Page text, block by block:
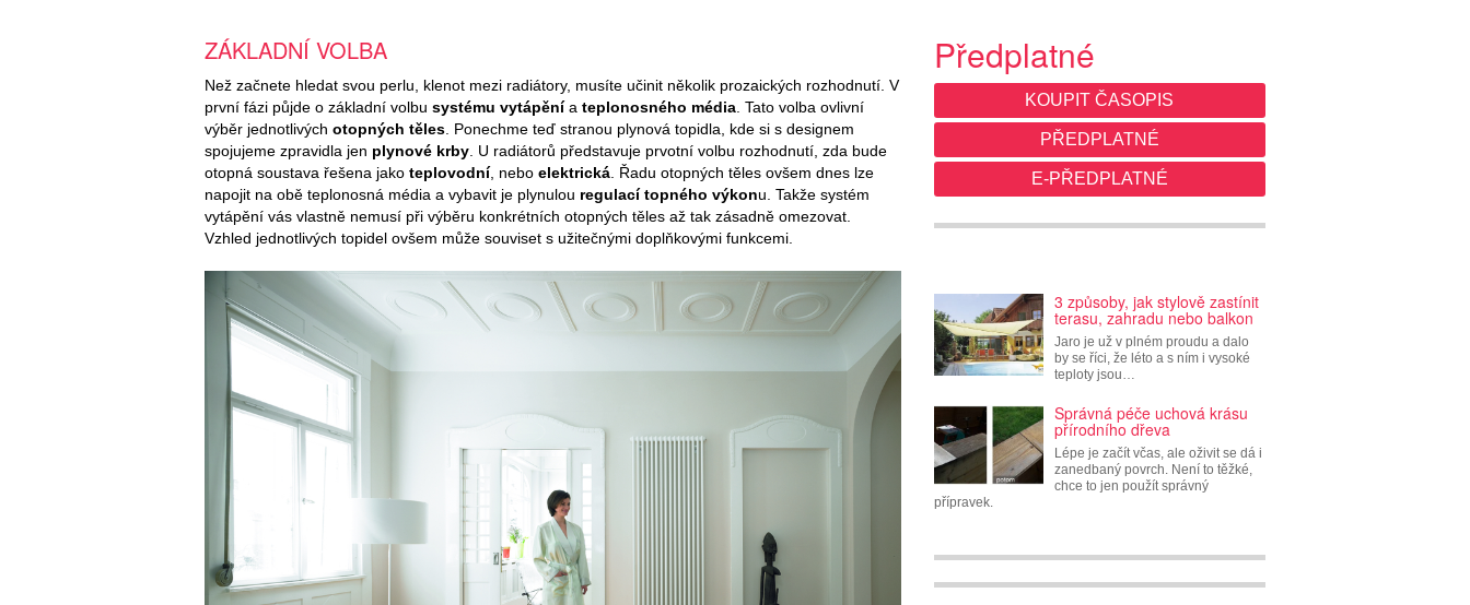
ZÁKLADNÍ VOLBA
Než začnete hledat svou perlu, klenot mezi radiátory, musíte učinit několik prozaických rozhodnutí. V
první fázi půjde o základní volbu systému vytápěnía teplonosného média . Tato volba ovlivní
výběr jednotlivých otopných těles . Ponechme teď stranou plynová topidla, kde si s designem
spojujeme zpravidla jen plynové krby . U radiátorů představuje prvotní volbu rozhodnutí, zda bude
otopná soustava řešena jako teplovodní, nebo elektrická . Řadu otopných těles ovšem dnes lze
napojit na obě teplonosná média a vybavit je plynulou regulací topného výkonu. Takže systém
vytápění vás vlastně nemusí při výběru konkrétních otopných těles až tak zásadně omezovat.
Vzhled jednotlivých topidel ovšem může souviset s užitečnými doplňkovými funkcemi.
Předplatné
KOUPIT ČASOPIS
PŘEDPLATNÉ
E-PŘEDPLATNÉ
3 způsoby, jak stylově zastínit
terasu, zahradu nebo balkon
Jaro je už v plném proudu a dalo
by se říci, že léto a s ním i vysoké
teploty jsou…
Správná péče uchová krásu
přírodního dřeva
Lépe je začít včas, ale oživit se dá i
zanedbaný povrch. Není to těžké,
chce to jen použít správný
přípravek.